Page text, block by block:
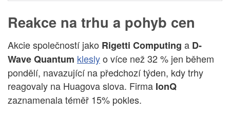
Reakce na trhu a pohyb cen
Akcie společností jako Rigetti Computing a D-
Wave Quantum kleslyo více než 32 % jen během
pondělí, navazující na předchozí týden, kdy trhy
reagovaly na Huagova slova. Firma IonQ
zaznamenala téměř 15% pokles.